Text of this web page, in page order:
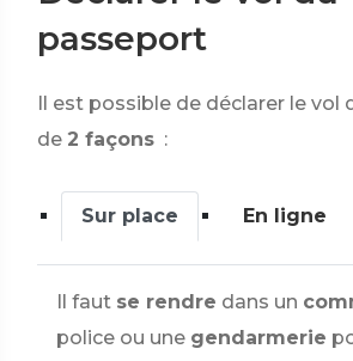
passeport
Il est possible de déclarer le vol
de 2 façons :
Sur place En ligne
Il faut se rendre dans un
police ou une gendarmerie